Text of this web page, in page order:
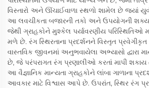
વિસ્તારો અને ઊંચાઈવાળા સ્થળો શામેલ છે જ્યાં
આ લવચીકતા બજારની તકો અને ઉપયોગની
જેથી ગ્રાહકોને મુશ્કેલ પર્યાવરણીય પરિસ્થિતિઓ
મળે છે. રંગ સ્થિરતાના પ્રદર્શનને વિસ્તૃત
વાસ્તવિક જીવનમાં અનુભવાયેલા અભ્યાસો દ્વારા
છે, જે પરંપરાગત રંગ પ્રણાલીઓ કરતાં માપી શકાય
આ વૈજ્ઞાનિક માન્યતા ગ્રાહકોને લાંબા ગાળાના
આવકાર માટે વિશ્વાસ આપે છે. ઉપરાંત, સ્થિર રંગ